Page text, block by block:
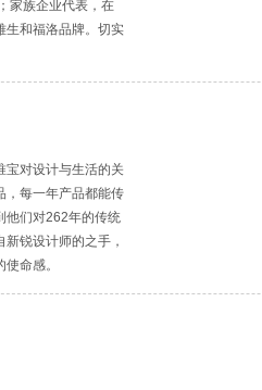
家族企业代表，在
生和福洛品牌。切实
宝对设计与生活的关
，每一年产品都能传
他们对262年的传统
锐设计师的之手，
命感。